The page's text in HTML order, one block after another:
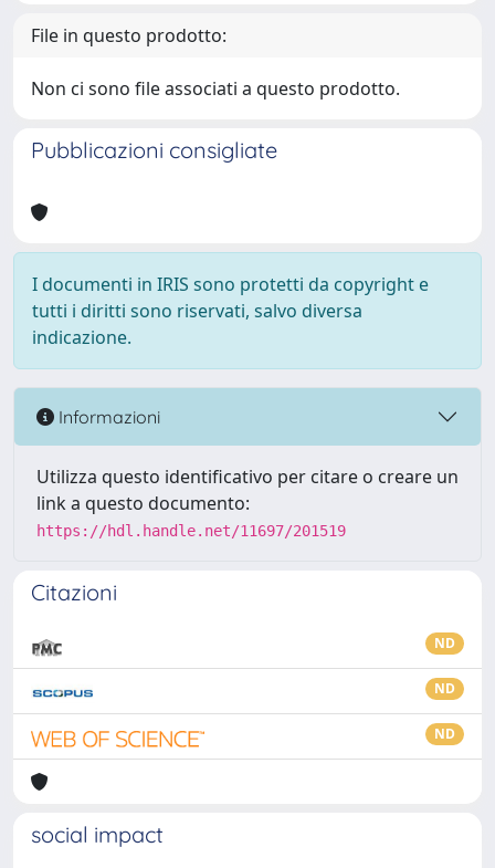
File in questo prodotto:
Non ci sono file associati a questo prodotto.
Pubblicazioni consigliate
I documenti in IRIS sono protetti da copyright e
tutti i diritti sono riservati, salvo diversa
indicazione.
Informazioni
Utilizza questo identificativo per citare o creare un
link a questo documento:
https://hdl.handle.net/11697/201519
Citazioni
ND
ND
ND
social impact